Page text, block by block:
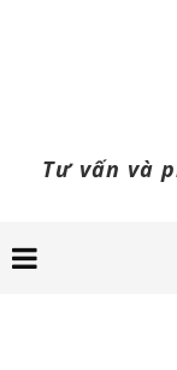
Tư vấn và